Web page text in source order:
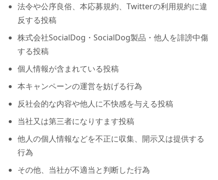
法令や公序良俗、本応募規約、Twitterの利用規約に違
反する投稿
株式会社SocialDog・SocialDog製品・他人を誹謗中傷
する投稿
個人情報が含まれている投稿
本キャンペーンの運営を妨げる行為
反社会的な内容や他人に不快感を与える投稿
当社又は第三者になりすます投稿
他人の個人情報などを不正に収集、開示又は提供する
行為
その他、当社が不適当と判断した行為